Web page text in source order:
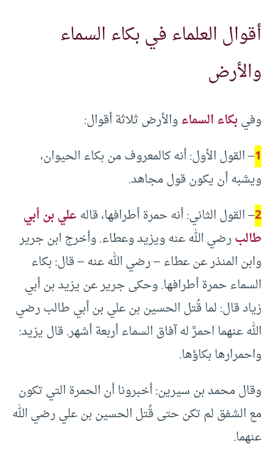
أقوال العلماء في بكاء السماء
والأرض
وفيبكاء السماءوالأرض ثلاثة أقوال:
1– القول الأول: أنه كالمعروف من بكاء الحيوان،
ويشبه أن يكون قول مجاهد.
2– القول الثاني: أنه حمرة أطرافها، قالهعلي بن أبي
طالبرضي الله عنه ويزيد وعطاء. وأخرج ابن جرير
وابن المنذر عن عطاء – رضي الله عنه – قال: بكاء
السماء حمرة أطرافها. وحكى جرير عن يزيد بن أبي
زياد قال: لما قُتل الحسين بن علي بن أبي طالب رضي
الله عنهما احمرَّ له آفاق السماء أربعة أشهر. قال يزيد:
واحمرارها بكاؤها.
وقال محمد بن سيرين: أخبرونا أن الحمرة التي تكون
مع الشفق لم تكن حتى قُتل الحسين بن علي رضي الله
عنهما.